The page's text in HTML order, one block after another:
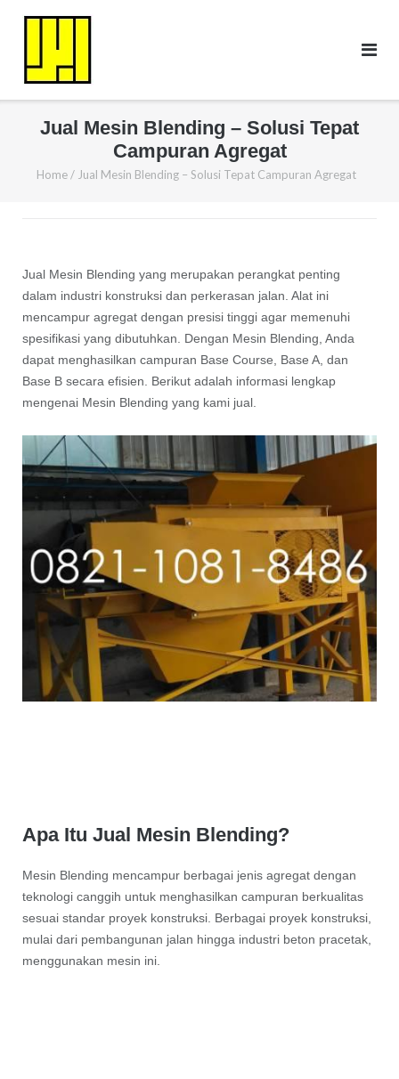
Jual Mesin Blending – Solusi Tepat
Campuran Agregat
Home / Jual Mesin Blending – Solusi Tepat Campuran Agregat
Jual Mesin Blending yang merupakan perangkat penting
dalam industri konstruksi dan perkerasan jalan. Alat ini
mencampur agregat dengan presisi tinggi agar memenuhi
spesifikasi yang dibutuhkan. Dengan Mesin Blending, Anda
dapat menghasilkan campuran Base Course, Base A, dan
Base B secara efisien. Berikut adalah informasi lengkap
mengenai Mesin Blending yang kami jual.
Apa Itu Jual Mesin Blending?
Mesin Blending mencampur berbagai jenis agregat dengan
teknologi canggih untuk menghasilkan campuran berkualitas
sesuai standar proyek konstruksi. Berbagai proyek konstruksi,
mulai dari pembangunan jalan hingga industri beton pracetak,
menggunakan mesin ini.